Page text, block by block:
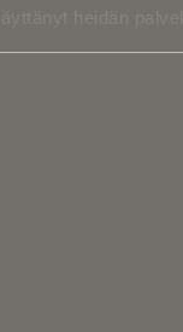
heidän